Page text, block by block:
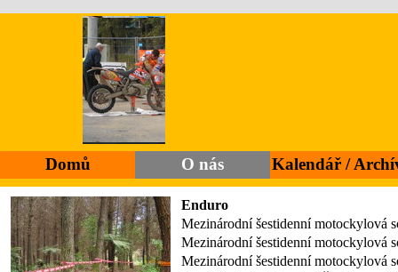
Domů O nás ▼
Kalendář /
Enduro
Mezinárodní šestidenní motockylová
Mezinárodní šestidenní motockylová
Mezinárodní šestidenní motockylová